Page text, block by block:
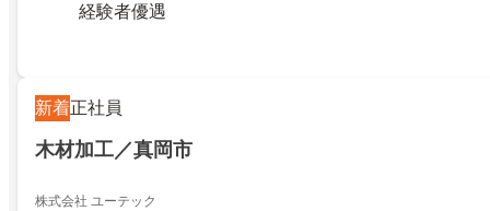
経験者優遇
新着正社員
木材加工／真岡市
株式会社 ユーテック